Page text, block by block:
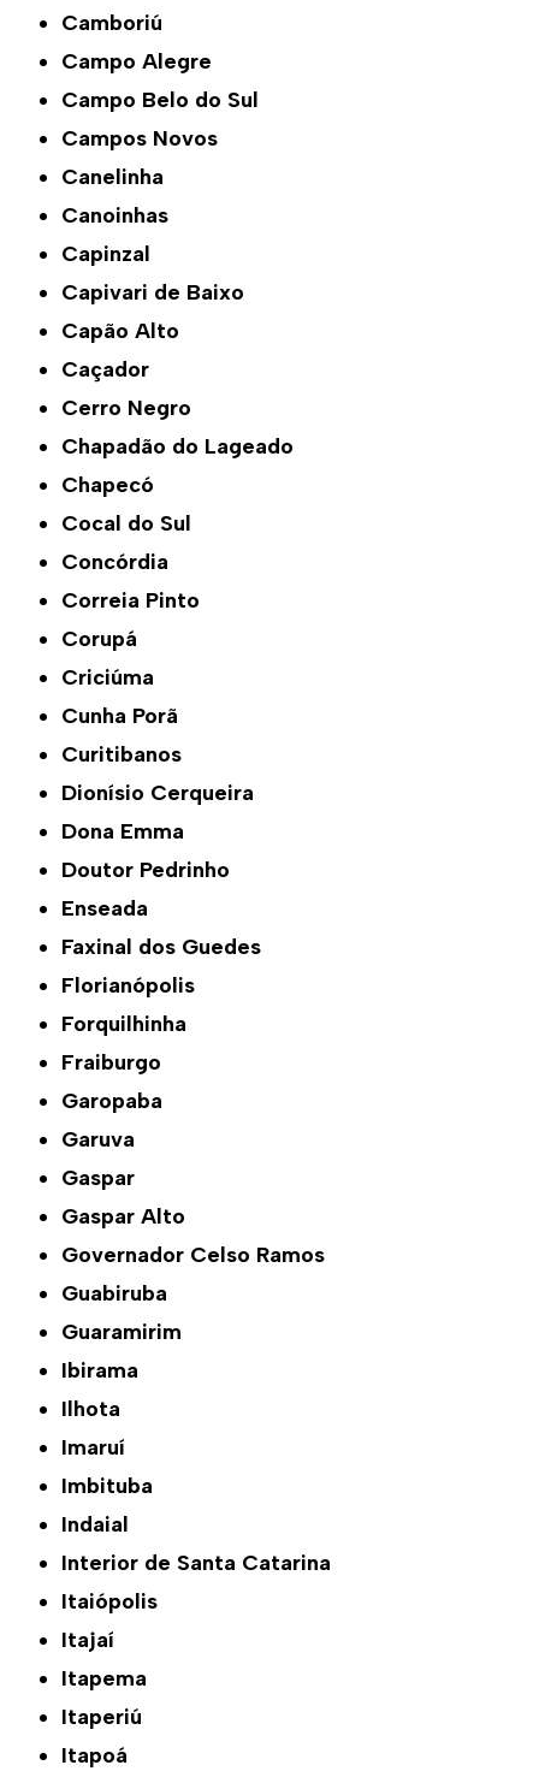
Camboriú
Campo Alegre
Campo Belo do Sul
Campos Novos
Canelinha
Canoinhas
Capinzal
Capivari de Baixo
Capão Alto
Caçador
Cerro Negro
Chapadão do Lageado
Chapecó
Cocal do Sul
Concórdia
Correia Pinto
Corupá
Criciúma
Cunha Porã
Curitibanos
Dionísio Cerqueira
Dona Emma
Doutor Pedrinho
Enseada
Faxinal dos Guedes
Florianópolis
Forquilhinha
Fraiburgo
Garopaba
Garuva
Gaspar
Gaspar Alto
Governador Celso Ramos
Guabiruba
Guaramirim
Ibirama
Ilhota
Imaruí
Imbituba
Indaial
Interior de Santa Catarina
Itaiópolis
Itajaí
Itapema
Itaperiú
Itapoá